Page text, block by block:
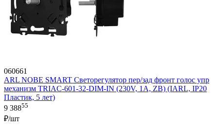
060661
ARL NOBE SMART Светорегулятор пер/зад фронт голос упр
механизм TRIAC-601-32-DIM-IN (230V, 1A, ZB) (IARL, IP20
Пластик, 5 лет)
9 38855
₽/шт